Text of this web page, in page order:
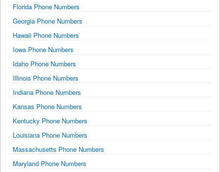
Florida Phone Numbers
Georgia Phone Numbers
Hawaii Phone Numbers
Iowa Phone Numbers
Idaho Phone Numbers
Illinois Phone Numbers
Indiana Phone Numbers
Kansas Phone Numbers
Kentucky Phone Numbers
Louisiana Phone Numbers
Massachusetts Phone Numbers
Maryland Phone Numbers